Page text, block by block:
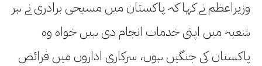
وزیراعظم نے کہا کہ پاکستان میں مسیحی برادری نے ہر
شعبہ میں اپنی خدمات انجام دی ہیں خواہ وہ
پاکستان کی جنگیں ہوں، سرکاری اداروں میں فرائض